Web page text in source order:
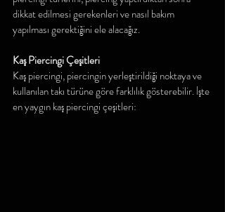
dikkat edilmesi gerekenleri ve nasıl bakım
yapılması gerektiğini ele alacağız.
Kaş Piercingi Çeşitleri
Kaş piercingi, piercingin yerleştirildiği noktaya ve
kullanılan takı türüne göre farklılık gösterebilir. İşte
en yaygın kaş piercingi çeşitleri: